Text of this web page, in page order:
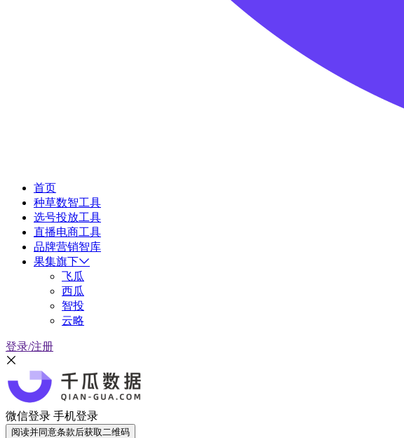
首页
种草数智工具
选号投放工具
直播电商工具
品牌营销智库
果集旗下
飞瓜
西瓜
智投
云略
登录/注册
微信登录 手机登录
阅读并同意条款后获取二维码